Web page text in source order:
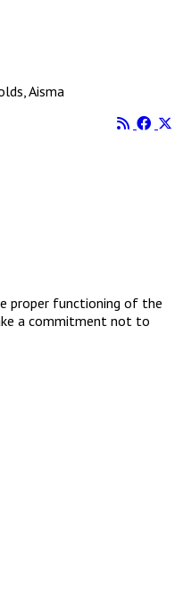
Aisma
proper functioning of the
a commitment not to